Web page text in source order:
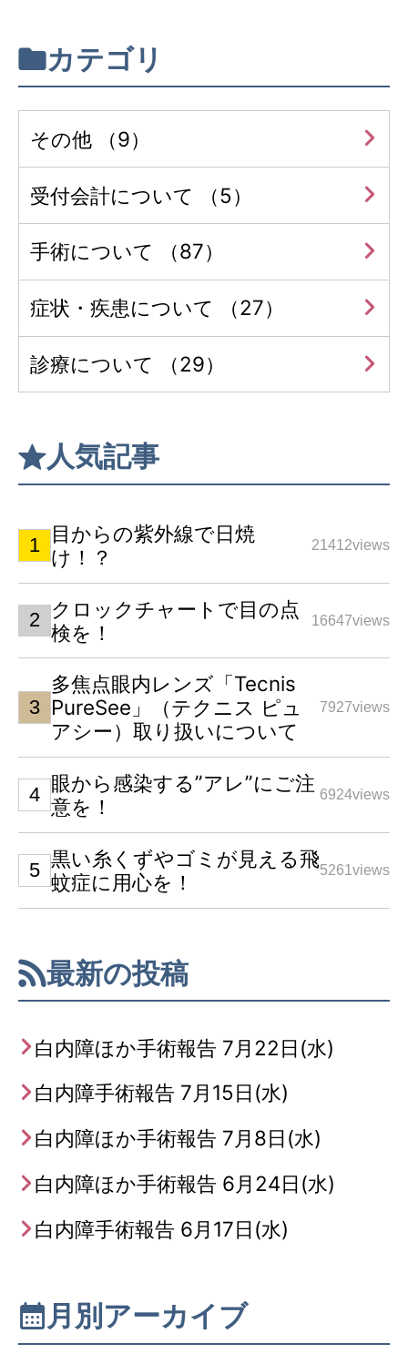
カテゴリ
その他 （9）
受付会計について （5）
手術について （87）
症状・疾患について （27）
診療について （29）
人気記事
目からの紫外線で日焼
け！？
21412views
クロックチャートで目の点
検を！
16647views
多焦点眼内レンズ「Tecnis
PureSee」（テクニス ピュ
アシー）取り扱いについて
7927views
眼から感染する”アレ”にご注
意を！
6924views
黒い糸くずやゴミが見える飛
蚊症に用心を！
5261views
最新の投稿
白内障ほか手術報告 7月22日(水)
白内障手術報告 7月15日(水)
白内障ほか手術報告 7月8日(水)
白内障ほか手術報告 6月24日(水)
白内障手術報告 6月17日(水)
月別アーカイブ